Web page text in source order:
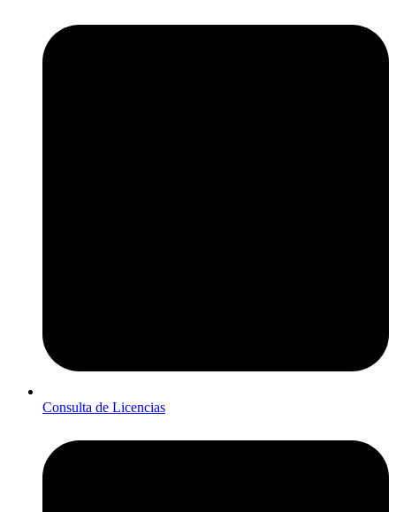
Consulta de Licencias